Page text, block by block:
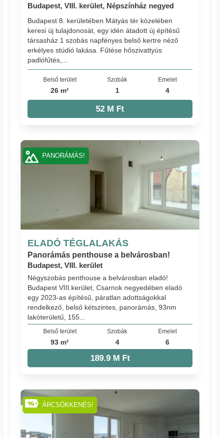
Budapest, VIII. kerület, Népszínház negyed
Budapest 8. kerületében Mátyás tér közelében
keresi új tulajdonosát, egy idén átadott új építésű
társasház 1 szobás napfényes belső kertre néző
erkélyes stúdió lakása. Fűtése hőszivattyús
padlófűtés,...
Belső terület
26 m²
Szobák
1
Emelet
4
52 M Ft
ELADÓ TÉGLALAKÁS
Panorámás penthouse a belvárosban!
Budapest, VIII. kerület
Négyszobás penthouse a belvárosban eladó!
Budapest VIII.kerület, Csarnok negyedében eladó
egy 2023-as építésű, páratlan adottságokkal
rendelkező, belső kétszintes, panorámás, 93nm
lakóterületű, 155...
Belső terület
93 m²
Szobák
4
Emelet
6
189.9 M Ft
PANORÁMÁS!
ÁRCSÖKKENÉS!